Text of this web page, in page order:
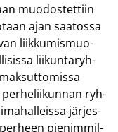
muo­dos­tet­tiin
ajan saa­tos­sa
liik­ku­mis­muo­
lii­kun­ta­ryh­
per­he­lii­kun­nan ryh­
jär­jes­
pie­nim­mil­